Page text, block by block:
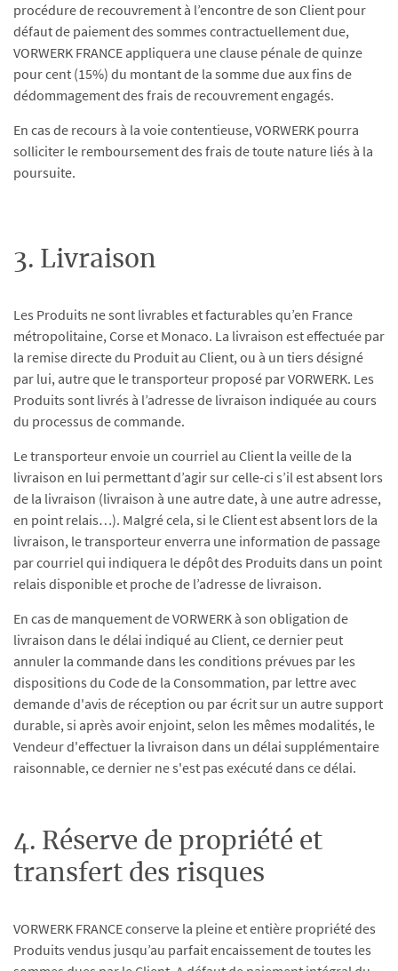
procédure de recouvrement à l’encontre de son Client pour
défaut de paiement des sommes contractuellement due,
VORWERK FRANCE appliquera une clause pénale de quinze
pour cent (15%) du montant de la somme due aux fins de
dédommagement des frais de recouvrement engagés.
En cas de recours à la voie contentieuse, VORWERK pourra
solliciter le remboursement des frais de toute nature liés à la
poursuite.
3. Livraison
Les Produits ne sont livrables et facturables qu’en France
métropolitaine, Corse et Monaco. La livraison est effectuée par
la remise directe du Produit au Client, ou à un tiers désigné
par lui, autre que le transporteur proposé par VORWERK. Les
Produits sont livrés à l’adresse de livraison indiquée au cours
du processus de commande.
Le transporteur envoie un courriel au Client la veille de la
livraison en lui permettant d’agir sur celle-ci s’il est absent lors
de la livraison (livraison à une autre date, à une autre adresse,
en point relais…). Malgré cela, si le Client est absent lors de la
livraison, le transporteur enverra une information de passage
par courriel qui indiquera le dépôt des Produits dans un point
relais disponible et proche de l’adresse de livraison.
En cas de manquement de VORWERK à son obligation de
livraison dans le délai indiqué au Client, ce dernier peut
annuler la commande dans les conditions prévues par les
dispositions du Code de la Consommation, par lettre avec
demande d'avis de réception ou par écrit sur un autre support
durable, si après avoir enjoint, selon les mêmes modalités, le
Vendeur d'effectuer la livraison dans un délai supplémentaire
raisonnable, ce dernier ne s'est pas exécuté dans ce délai.
4. Réserve de propriété et
transfert des risques
VORWERK FRANCE conserve la pleine et entière propriété des
Produits vendus jusqu’au parfait encaissement de toutes les